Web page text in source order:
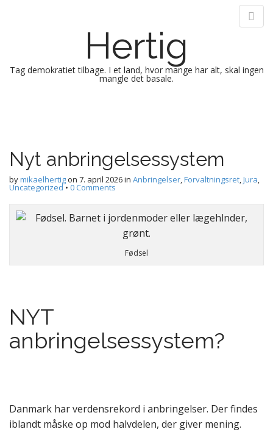
Hertig
Tag demokratiet tilbage. I et land, hvor mange har alt, skal ingen
mangle det basale.
n
m
e
u
t
o
c
t
Nyt anbringelsessystem
bymikaelhertigon 7. april 2026in Anbringelser,Forvaltningsret,Jura,
Uncategorized• 0 Comments
Fødsel
NYT
anbringelsessystem?
Danmark har verdensrekord i anbringelser. Der findes
iblandt måske op mod halvdelen, der giver mening.